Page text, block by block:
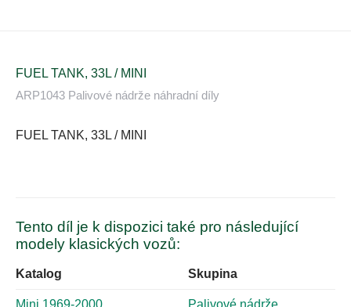
FUEL TANK, 33L / MINI
ARP1043 Palivové nádrže náhradní díly
FUEL TANK, 33L / MINI
Tento díl je k dispozici také pro následující
modely klasických vozů:
Katalog Skupina
Mini 1969-2000 Palivové nádrže